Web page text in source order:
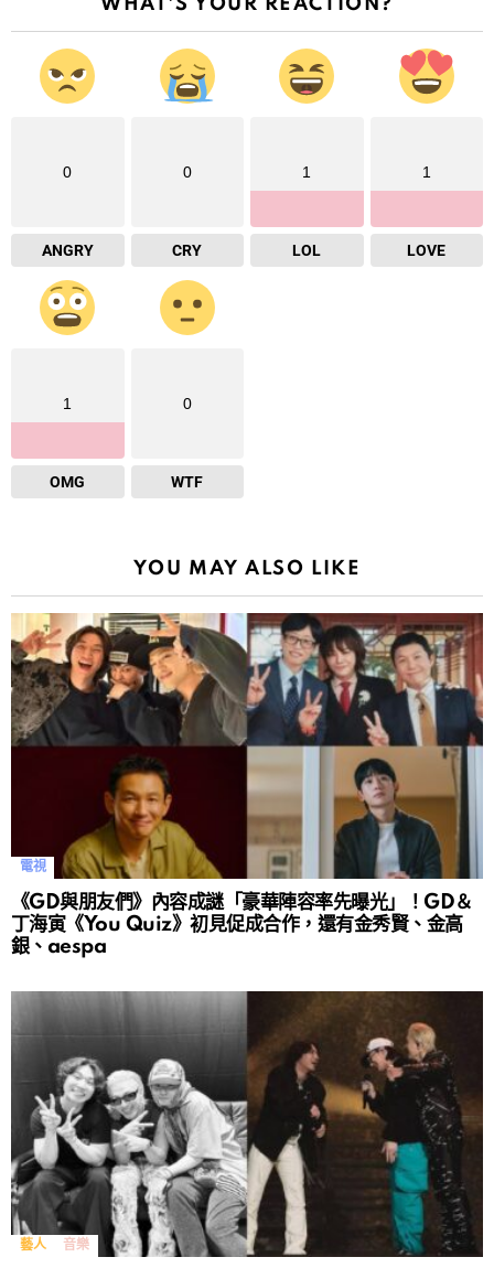
WHAT'S YOUR REACTION?
0
ANGRY
0
CRY
1
LOL
1
LOVE
1
OMG
0
WTF
YOU MAY ALSO LIKE
電視
《GD與朋友們》內容成謎「豪華陣容率先曝光」！GD＆
丁海寅《You Quiz》初見促成合作，還有金秀賢、金高
銀、aespa
藝人 音樂